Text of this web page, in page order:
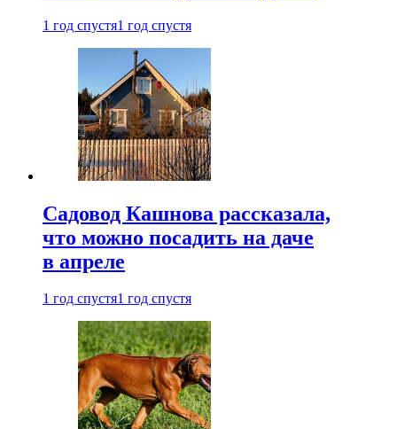
1 год спустя1 год спустя
Садовод Кашнова рассказала,
что можно посадить на даче
в апреле
1 год спустя1 год спустя